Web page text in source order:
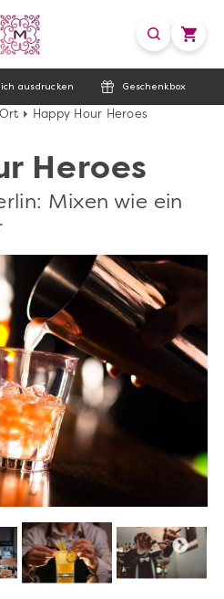
ausdrucken Geschenkbox
Happy Hour Heroes
Heroes
Mixen wie ein